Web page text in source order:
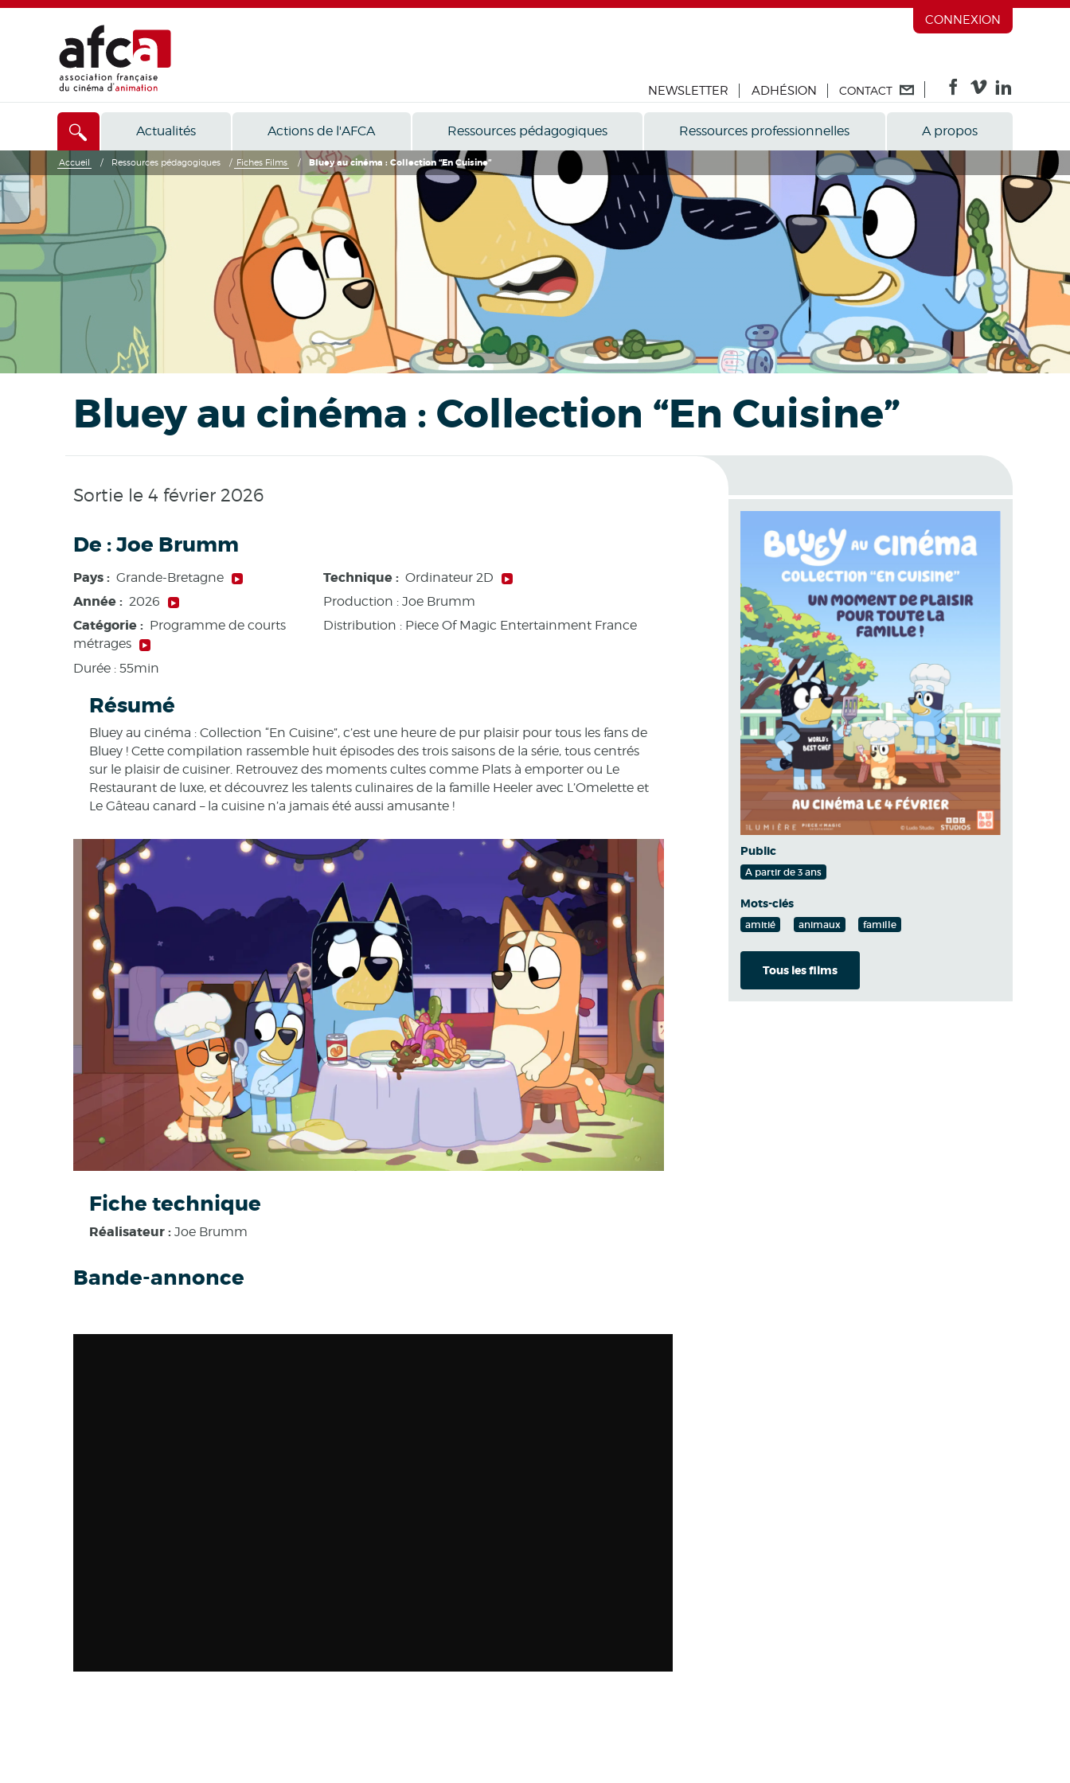
CONNEXION
NEWSLETTER ADHÉSION CONTACT
Actualités Actions de l'AFCA Ressources pédagogiques Ressources professionnelles A propos
Accueil / Ressources pédagogiques / Fiches Films / Bluey au cinéma : Collection “En Cuisine”
Bluey au cinéma : Collection “En Cuisine”
Sortie le 4 février 2026
De :Joe Brumm
Pays : Grande-Bretagne
Année : 2026
Catégorie : Programme de courts
métrages
Durée : 55min
Technique : Ordinateur 2D
Production : Joe Brumm
Distribution : Piece Of Magic Entertainment France
Résumé
Bluey au cinéma : Collection “En Cuisine”, c’est une heure de pur plaisir pour tous les fans de
Bluey ! Cette compilation rassemble huit épisodes des trois saisons de la série, tous centrés
sur le plaisir de cuisiner. Retrouvez des moments cultes comme Plats à emporter ou Le
Restaurant de luxe, et découvrez les talents culinaires de la famille Heeler avec L’Omelette et
Le Gâteau canard – la cuisine n’a jamais été aussi amusante !
Fiche technique
Réalisateur : Joe Brumm
Bande-annonce
Public
A partir de 3 ans
Mots-clés
amitié animaux famille
Tous les films